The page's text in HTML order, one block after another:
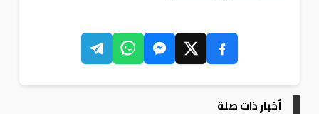
أخبار ذات صلة